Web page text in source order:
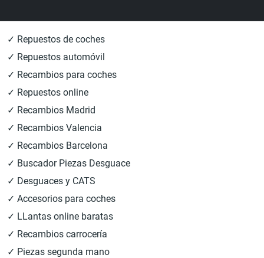
✓ Repuestos de coches
✓ Repuestos automóvil
✓ Recambios para coches
✓ Repuestos online
✓ Recambios Madrid
✓ Recambios Valencia
✓ Recambios Barcelona
✓ Buscador Piezas Desguace
✓ Desguaces y CATS
✓ Accesorios para coches
✓ LLantas online baratas
✓ Recambios carrocería
✓ Piezas segunda mano